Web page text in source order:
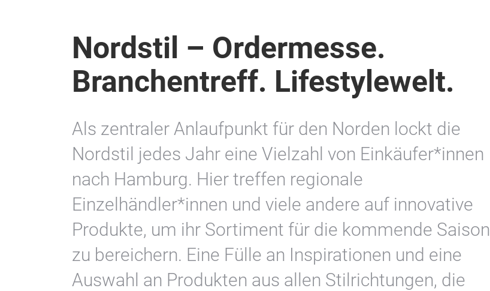
Nordstil – Ordermesse.
Branchentreff. Lifestylewelt.
Als zentraler Anlaufpunkt für den Norden lockt die
Nordstil jedes Jahr eine Vielzahl von Einkäufer*innen
nach Hamburg. Hier treffen regionale
Einzelhändler*innen und viele andere auf innovative
Produkte, um ihr Sortiment für die kommende Saison
zu bereichern. Eine Fülle an Inspirationen und eine
Auswahl an Produkten aus allen Stilrichtungen, die